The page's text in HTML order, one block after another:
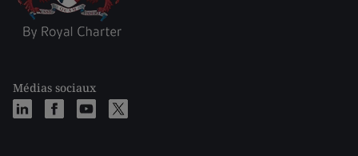
Médias sociaux